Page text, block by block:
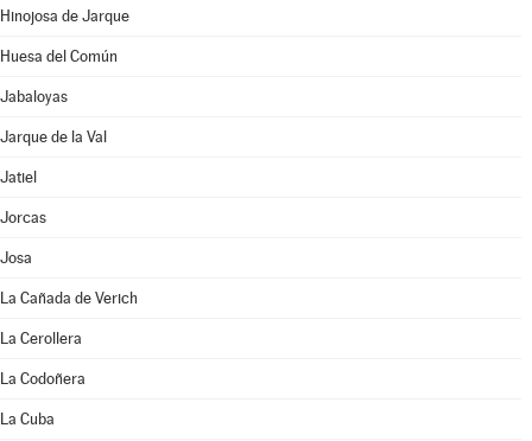
Hinojosa de Jarque
Huesa del Común
Jabaloyas
Jarque de la Val
Jatiel
Jorcas
Josa
La Cañada de Verich
La Cerollera
La Codoñera
La Cuba